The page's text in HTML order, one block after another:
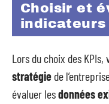
Choisir et
indicateurs
Lors du choix des KPIs,
stratégie de
évaluer lesdonnées